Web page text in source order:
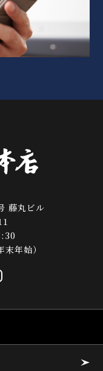
藤丸ビル
年始）